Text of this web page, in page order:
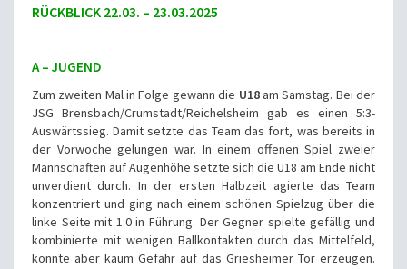
RÜCKBLICK 22.03. – 23.03.2025
A – JUGEND
Zum zweiten Mal in Folge gewann die U18am Samstag. Bei der
JSG Brensbach/Crumstadt/Reichelsheim gab es einen 5:3-
Auswärtssieg. Damit setzte das Team das fort, was bereits in
der Vorwoche gelungen war. In einem offenen Spiel zweier
Mannschaften auf Augenhöhe setzte sich die U18 am Ende nicht
unverdient durch. In der ersten Halbzeit agierte das Team
konzentriert und ging nach einem schönen Spielzug über die
linke Seite mit 1:0 in Führung. Der Gegner spielte gefällig und
kombinierte mit wenigen Ballkontakten durch das Mittelfeld,
konnte aber kaum Gefahr auf das Griesheimer Tor erzeugen.